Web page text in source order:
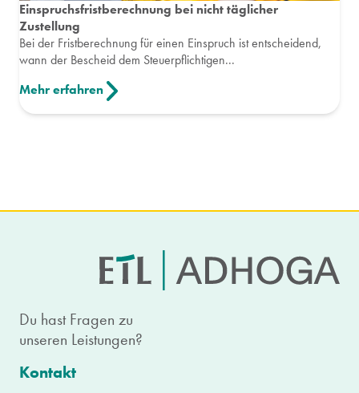
Einspruchsfristberechnung bei nicht täglicher
Zustellung
Bei der Fristberechnung für einen Einspruch ist entscheidend,
wann der Bescheid dem Steuerpflichtigen...
Mehr erfahren
Du hast Fragen zu
unseren Leistungen?
Kontakt